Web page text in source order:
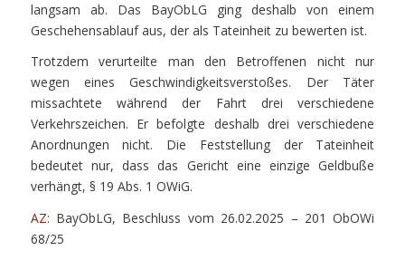
langsam ab. Das BayObLG ging deshalb von einem
Geschehensablauf aus, der als Tateinheit zu bewerten ist.
Trotzdem verurteilte man den Betroffenen nicht nur
wegen eines Geschwindigkeitsverstoßes. Der Täter
missachtete während der Fahrt drei verschiedene
Verkehrszeichen. Er befolgte deshalb drei verschiedene
Anordnungen nicht. Die Feststellung der Tateinheit
bedeutet nur, dass das Gericht eine einzige Geldbuße
verhängt, § 19 Abs. 1 OWiG.
AZ: BayObLG, Beschluss vom 26.02.2025 – 201 ObOWi
68/25